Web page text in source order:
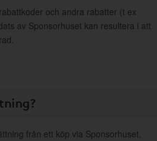
och andra rabatter (t ex
av Sponsorhuset kan resultera i att
från ett köp via Sponsorhuset,